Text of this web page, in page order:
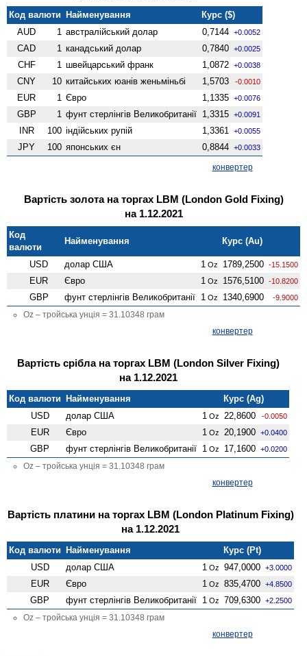
Код валюти Найменування
Курс ($)
AUD
1 австралійський долар 0,7144 +0.0052
CAD 1 канадський долар 0,7840 +0.0025
CHF 1 швейцарський франк 1,0872 +0.0038
CNY 10 китайських юанів женьмiньбi 1,5703 -0.0010
EUR 1 Євро 1,1335 +0.0076
GBP 1 фунт стерлінгів Велико­британії 1,3315 +0.0091
INR 100 індійських рупій 1,3361 +0.0055
JPY 100 японських єн 0,8844 +0.0033
конвертер
Вартість золота на торгах LBM (London Gold Fixing)
на 1.12.2021
Код
валюти
Найменування Курс (Au)
USD долар США 1 Oz 1789,2500 -15.1500
EUR Євро 1 Oz 1576,5100 -10.8200
GBP фунт стерлінгів Велико­британії 1 Oz 1340,6900 -9.9000
Oz – тройська унція = 31.10348 грам
конвертер
Вартість срібла на торгах LBM (London Silver Fixing)
на 1.12.2021
Код валюти Найменування
Курс (Ag)
USD
долар США 1 Oz 22,8600 -0.0050
EUR Євро 1 Oz 20,1900 +0.0400
GBP фунт стерлінгів Велико­британії 1 Oz 17,1600 +0.0200
Oz – тройська унція = 31.10348 грам
конвертер
Вартість платини на торгах LBM (London Platinum Fixing)
на 1.12.2021
Код валюти Найменування
Курс (Pt)
USD
долар США 1 Oz 947,0000 +3.0000
EUR Євро 1 Oz 835,4700 +4.8500
GBP фунт стерлінгів Велико­британії 1 Oz 709,6300 +2.2500
Oz – тройська унція = 31.10348 грам
конвертер